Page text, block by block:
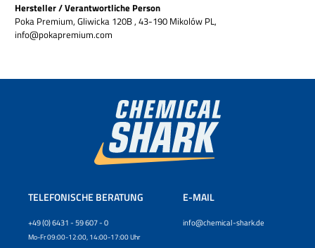
Hersteller / Verantwortliche Person
Poka Premium, Gliwicka 120B , 43-190 Mikolów PL,
info@pokapremium.com
TELEFONISCHE BERATUNG
+49 (0) 6431 - 59 607 - 0
Mo-Fr 09:00-12:00, 14:00-17:00 Uhr
E-MAIL
info@chemical-shark.de